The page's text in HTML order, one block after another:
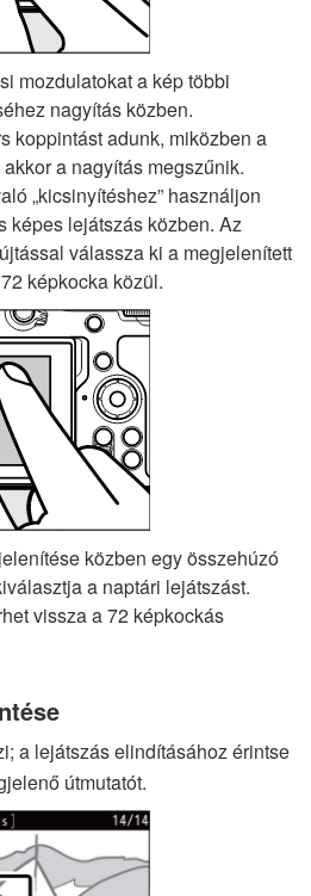
mozdulatokat a kép többi
nagyítás közben.
koppintást adunk, miközben a
a nagyítás megszűnik.
„kicsinyítéshez” használjon
képes lejátszás közben. Az
válassza ki a megjelenített
képkocka közül.
közben egy összehúzó
a naptári lejátszást.
vissza a 72 képkockás
a lejátszás elindításához érintse
útmutatót.